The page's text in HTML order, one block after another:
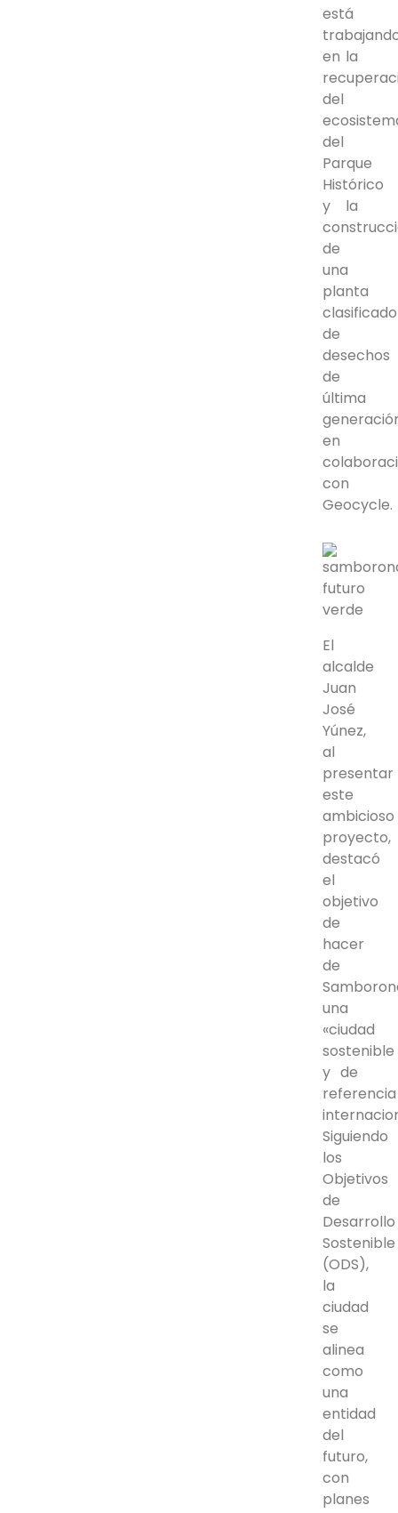
está
en la
del
del
Parque
Histórico
y la
de
una
planta
de
desechos
de
última
en
con
Geocycle.
El
alcalde
Juan
José
Yúnez,
al
presentar
este
ambicioso
proyecto,
destacó
el
objetivo
de
hacer
de
una
«ciudad
sostenible
y de
referencia
Siguiendo
los
Objetivos
de
Desarrollo
Sostenible
(ODS),
la
ciudad
se
alinea
como
una
entidad
del
futuro,
con
planes